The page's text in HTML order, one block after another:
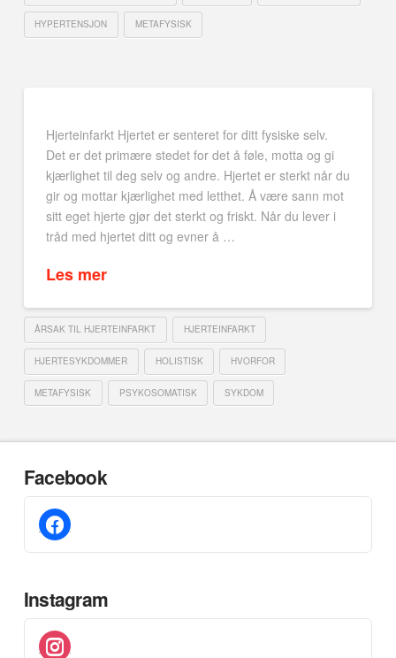
HYPERTENSJON METAFYSISK
Hjerteinfarkt Hjertet er senteret for ditt fysiske selv.
Det er det primære stedet for det å føle, motta og gi
kjærlighet til deg selv og andre. Hjertet er sterkt når du
gir og mottar kjærlighet med letthet. Å være sann mot
sitt eget hjerte gjør det sterkt og friskt. Når du lever i
tråd med hjertet ditt og evner å …
Les mer
ÅRSAK TIL HJERTEINFARKT HJERTEINFARKT
HJERTESYKDOMMER HOLISTISK HVORFOR
METAFYSISK PSYKOSOMATISK SYKDOM
Facebook
facebook
Instagram
instagram